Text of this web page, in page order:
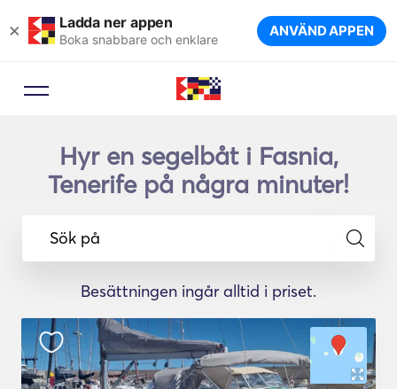
× Ladda ner appen
Boka snabbare och enklare ANVÄND APPEN
Hyr en segelbåt i Fasnia,
Tenerife på några minuter!
Sök på
Besättningen ingår alltid i priset.